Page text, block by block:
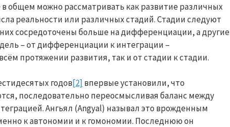
общем можно рассматривать как развитие различных
реальности или различных стадий. Стадии следуют
сосредоточены больше на дифференциации, а другие
– от дифференциации к интеграции –
протяжении развития, так и от стадии к стадии.
годов[2] впервые установили, что
последовательно переосмысливая баланс между
Ангьял (Angyal) называл это врожденным
к автономии и к гомономии. Последнюю он